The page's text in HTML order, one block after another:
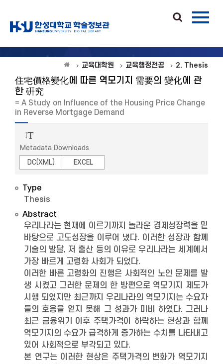
교육대학원 교육행정전공 2. Thesis
住宅價格變化에 따른 역모기지 需要의 變化에 관
한 硏究
= A Study on Influence of the Housing Price Change
in Reverse Mortgage Demand
Metadata Downloads
DC(XML)
EXCEL
Type
Thesis
Abstract
우리나라는 현재에 이르기까지 놀라운 경제성장력을 밑
바탕으로 고도성장을 이루어 냈다. 이러한 성장과 함께
기술의 발달, 저 출산 등의 이유로 우리나라는 세계에서
가장 빠르게 고령화 사회가 되었다.
이러한 빠른 고령화의 진행은 사회적인 노인 문제를 발
생 시켰고 그러한 문제의 한 방편으로 역모기지 제도가
시행 되었지만 최근까지 우리나라의 역모기지는 수요자
들의 호응을 얻지 못해 그 성과가 미비 하였다. 그러나
최근 금융위기 이후 주택가격이 하락하는 현상과 함께
역모기지의 수요가 급격하게 증가하는 수치를 나타내고
있어 사회적으로 부각되고 있다.
본 연구는 이러한 현상은 주택가격의 변화가 역모기지